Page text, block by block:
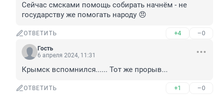
Сейчас смсками помощь собирать начнём - не
государству же помогать народу 😠
ОТВЕТИТЬ +4 –0
Гость
6 апреля 2024, 11:31
Крымск вспомнился...... Тот же прорыв...
ОТВЕТИТЬ +1 –0